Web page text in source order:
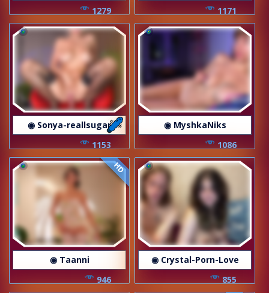
1279
1171
◉ Sonya-reallsugar
1153
◉ MyshkaNiks
1086
HD
◉ Taanni
946
◉ Crystal-Porn-Love
855